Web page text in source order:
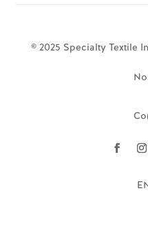
© 2025 Specialty Textile